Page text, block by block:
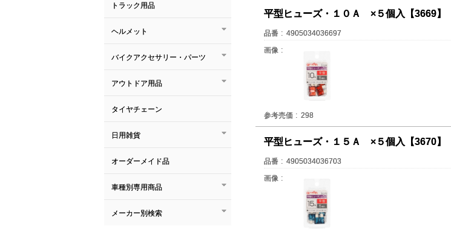
平型ヒューズ・１０Ａ ×５個入【3669】
品番 4905034036697
画像
参考売価 298
平型ヒューズ・１５Ａ ×５個入【3670】
品番 4905034036703
画像
トラック用品
ヘルメット
バイクアクセサリー・パーツ
アウトドア用品
タイヤチェーン
日用雑貨
オーダーメイド品
車種別専用商品
メーカー別検索